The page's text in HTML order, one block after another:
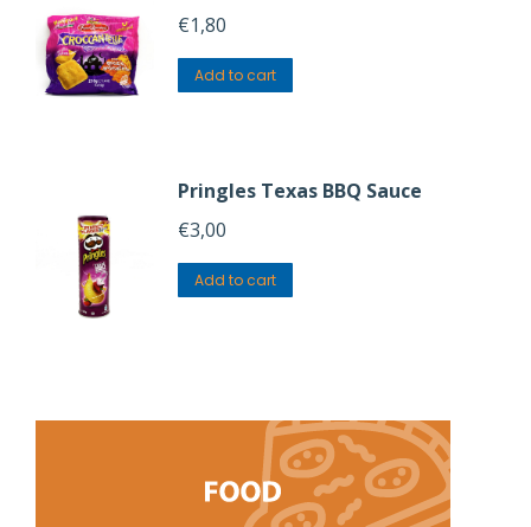
€1,80
Add to cart
Pringles Texas BBQ Sauce
€3,00
Add to cart